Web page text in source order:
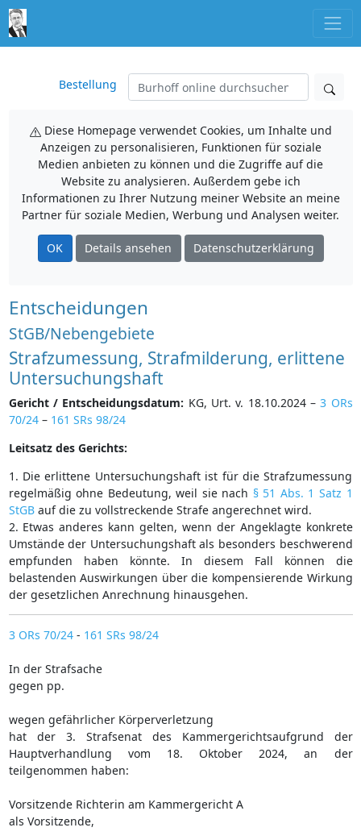
Bestellung
Diese Homepage verwendet Cookies, um Inhalte und
Anzeigen zu personalisieren, Funktionen für soziale
Medien anbieten zu können und die Zugriffe auf die
Website zu analysieren. Außerdem gebe ich
Informationen zu Ihrer Nutzung meiner Website an meine
Partner für soziale Medien, Werbung und Analysen weiter.
OK Details ansehen Datenschutzerklärung
Entscheidungen
StGB/Nebengebiete
Strafzumessung, Strafmilderung, erlittene
Untersuchungshaft
Gericht / Entscheidungsdatum: KG, Urt. v. 18.10.2024 –3 ORs
70/24– 161 SRs 98/24
Leitsatz des Gerichts:
1. Die erlittene Untersuchungshaft ist für die Strafzumessung
regelmäßig ohne Bedeutung, weil sie nach § 51 Abs. 1 Satz 1
StGBauf die zu vollstreckende Strafe angerechnet wird.
2. Etwas anderes kann gelten, wenn der Angeklagte konkrete
Umstände der Untersuchungshaft als besonders beschwerend
empfunden haben könnte. In diesem Fall können die
belastenden Auswirkungen über die kompensierende Wirkung
der gesetzlichen Anrechnung hinausgehen.
3 ORs 70/24- 161 SRs 98/24
In der Strafsache
gegen pp.
wegen gefährlicher Körperverletzung
hat der 3. Strafsenat des Kammergerichtsaufgrund der
Hauptverhandlung vom 18. Oktober 2024, an der
teilgenommen haben:
Vorsitzende Richterin am Kammergericht A
als Vorsitzende,